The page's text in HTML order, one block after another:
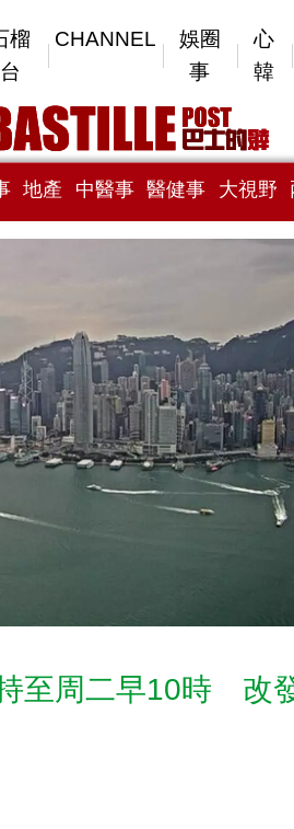
榴
台
CHANNEL
娛圈
事
心
韓
地產 中醫事 醫健事 大視野
至周二早10時 改